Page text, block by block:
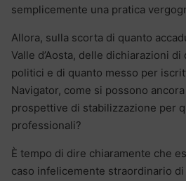
semplicemente una pratica
Allora, sulla scorta di quanto
Valle d’Aosta, delle dichiarazioni
politici e di quanto messo per
Navigator, come si possono
prospettive di stabilizzazione per
professionali?
È tempo di dire chiaramente che
caso infelicemente straordinario di